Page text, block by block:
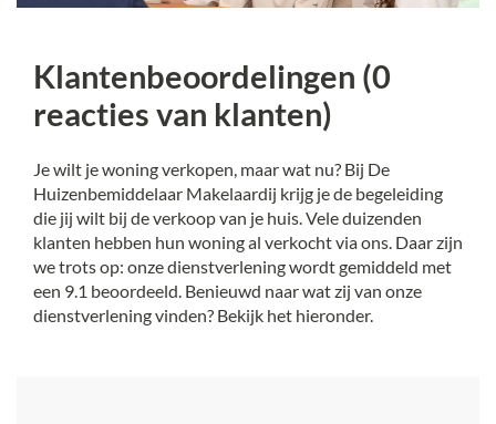
Klantenbeoordelingen (0
reacties van klanten)
Je wilt je woning verkopen, maar wat nu? Bij De
Huizenbemiddelaar Makelaardij krijg je de begeleiding
die jij wilt bij de verkoop van je huis. Vele duizenden
klanten hebben hun woning al verkocht via ons. Daar zijn
we trots op: onze dienstverlening wordt gemiddeld met
een 9.1 beoordeeld. Benieuwd naar wat zij van onze
dienstverlening vinden? Bekijk het hieronder.